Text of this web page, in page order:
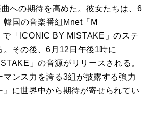
への期待を高めた。彼女たちは、6
韓国の音楽番組Mnet『M
「ICONIC BY MISTAKE」のステ
。その後、6月12日午後1時に
」の音源がリリースされる。
マンス力を誇る3組が披露する強力
』に世界中から期待が寄せられてい